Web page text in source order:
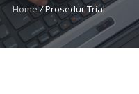
Home/Prosedur Trial